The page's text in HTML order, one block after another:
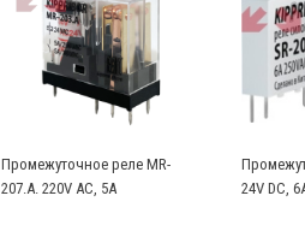
Промежуточное реле MR-
207.A. 220V AC, 5A
24V DC,